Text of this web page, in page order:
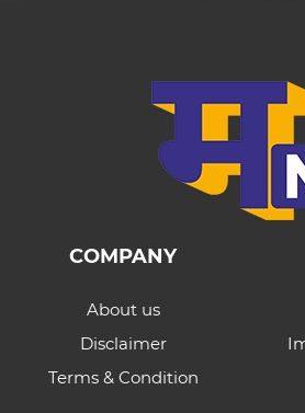
COMPANY
About us
Disclaimer
Terms & Condition